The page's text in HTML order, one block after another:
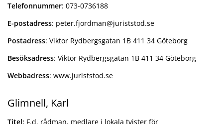
Telefonnummer: 073-0736188
E-postadress: peter.fjordman@juriststod.se
Postadress: Viktor Rydbergsgatan 1B 411 34 Göteborg
Besöksadress: Viktor Rydbergsgatan 1B 411 34 Göteborg
Webbadress: www.juriststod.se
Glimnell, Karl
Titel: F.d. rådman, medlare i lokala tvister för